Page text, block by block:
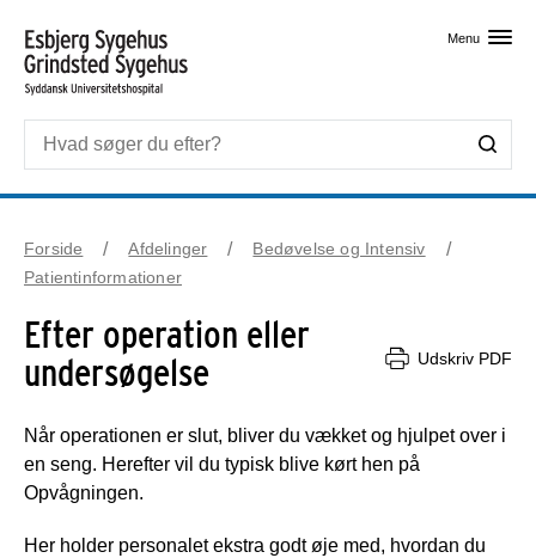
Menu
Forside Afdelinger
Bedøvelse og Intensiv
Patientinformationer
Efter operation eller
undersøgelse
Udskriv PDF
Når operationen er slut, bliver du vækket og hjulpet over i
en seng. Herefter vil du typisk blive kørt hen på
Opvågningen.
Her holder personalet ekstra godt øje med, hvordan du